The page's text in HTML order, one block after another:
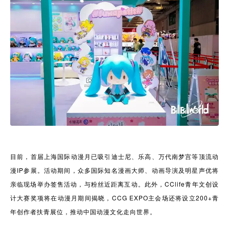
目前，首届上海国际动漫月已吸引迪士尼、乐高、万代南梦宫等顶流动
漫IP参展。活动期间，众多国际知名漫画大师、动画导演及明星声优将
亲临现场举办签售活动，与粉丝近距离互动。此外，CClife青年文创设
计大赛奖项将在动漫月期间揭晓，CCG EXPO主会场还将设立200+青
年创作者扶青展位，推动中国动漫文化走向世界。